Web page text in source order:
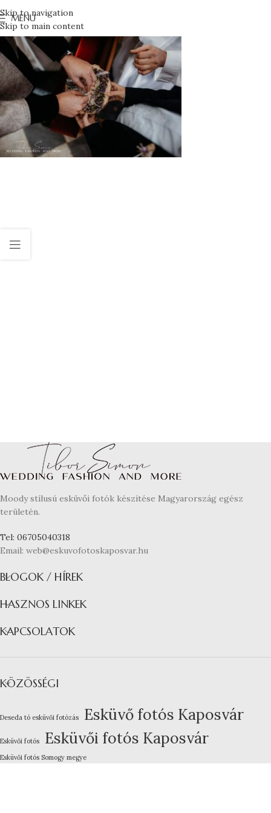
Skip to navigation
Skip to main content
MENU
Moody stílusú esküvői fotók készítése Magyarország egész
területén.
Tel: 06705040318
Email: web@eskuvofotoskaposvar.hu
BLOGOK / HÍREK
HASZNOS LINKEK
KAPCSOLATOK
KÖZÖSSÉGI
Deseda tó esküvői fotózás Esküvő fotós Kaposvár
Esküvői fotós Esküvői fotós Kaposvár
Esküvői fotós Somogy megye